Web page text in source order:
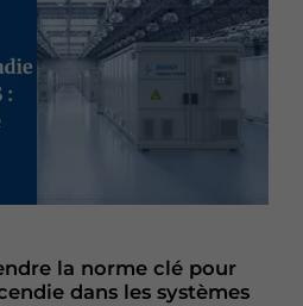
la norme clé pour
dans les systèmes